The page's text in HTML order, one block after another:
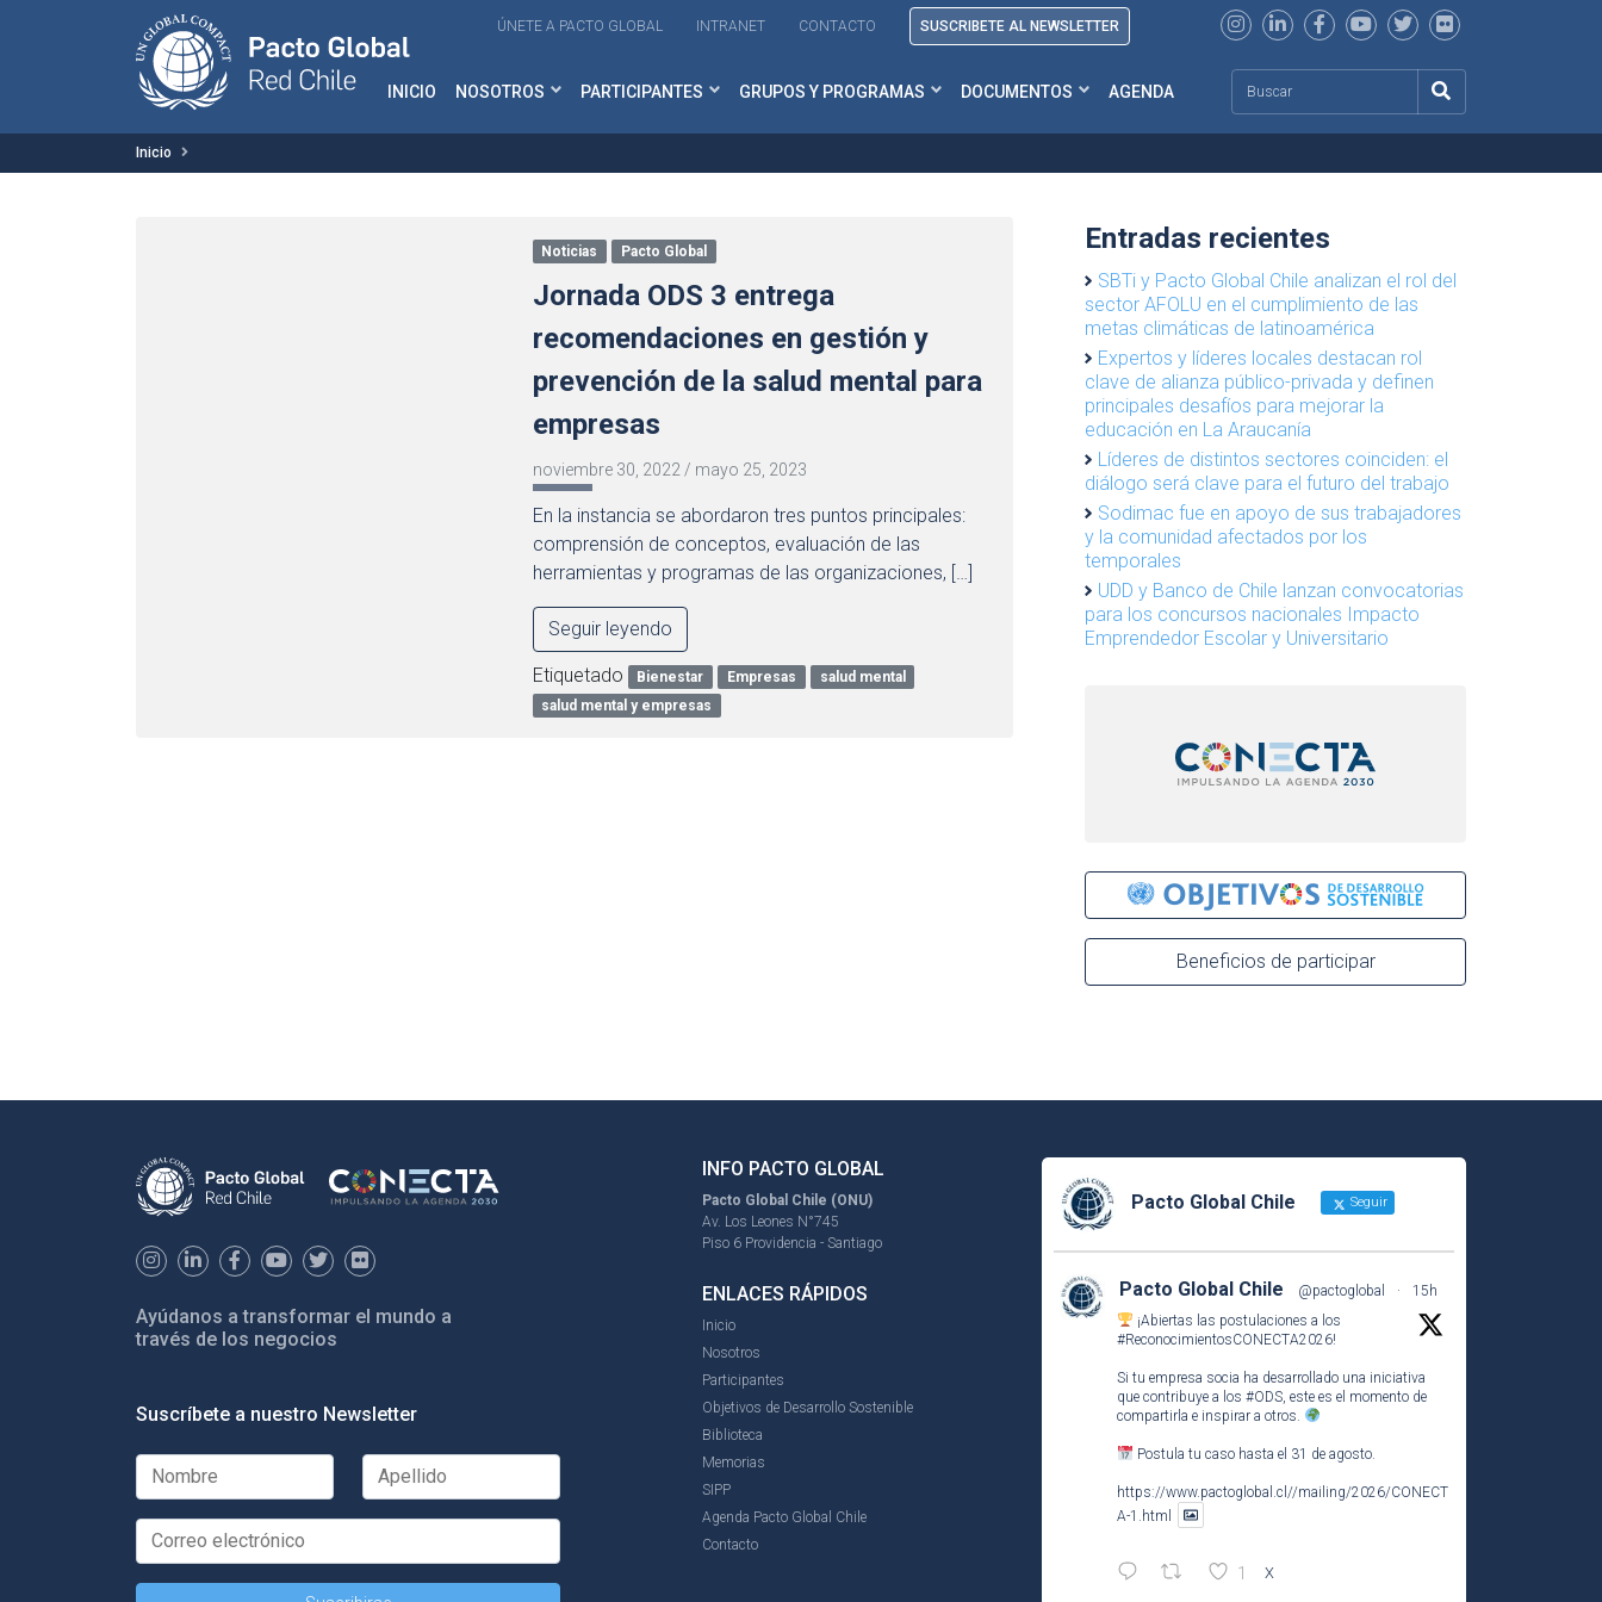
ÚNETE A PACTO GLOBAL INTRANET CONTACTO SUSCRIBETE AL NEWSLETTER
INICIO NOSOTROS PARTICIPANTES GRUPOS Y PROGRAMAS DOCUMENTOS AGENDA
Inicio
Noticias Pacto Global
Jornada ODS 3 entrega
recomendaciones en gestión y
prevención de la salud mental para
empresas
noviembre 30, 2022 / mayo 25, 2023
En la instancia se abordaron tres puntos principales:
comprensión de conceptos, evaluación de las
herramientas y programas de las organizaciones, […]
Seguir leyendo
Etiquetado Bienestar Empresas
salud mental
salud mental y empresas
Entradas recientes
SBTi y Pacto Global Chile analizan el rol del
sector AFOLU en el cumplimiento de las
metas climáticas de latinoamérica
Expertos y líderes locales destacan rol
clave de alianza público-privada y definen
principales desafíos para mejorar la
educación en La Araucanía
Líderes de distintos sectores coinciden: el
diálogo será clave para el futuro del trabajo
Sodimac fue en apoyo de sus trabajadores
y la comunidad afectados por los
temporales
UDD y Banco de Chile lanzan convocatorias
para los concursos nacionales Impacto
Emprendedor Escolar y Universitario
Beneficios de participar
Ayúdanos a transformar el mundo a
través de los negocios
Suscríbete a nuestro Newsletter
INFO PACTO GLOBAL
Pacto Global Chile (ONU)
Av. Los Leones N°745
Piso 6 Providencia - Santiago
ENLACES RÁPIDOS
Inicio
Nosotros
Participantes
Objetivos de Desarrollo Sostenible
Biblioteca
Memorias
SIPP
Agenda Pacto Global Chile
Contacto
Pacto Global Chile Seguir
Pacto Global Chile @pactoglobal ·
15h
¡Abiertas las postulaciones a los
#ReconocimientosCONECTA2026!
Si tu empresa socia ha desarrollado una iniciativa
que contribuye a los #ODS, este es el momento de
compartirla e inspirar a otros.
Postula tu caso hasta el 31 de agosto.
https://www.pactoglobal.cl//mailing/2026/CONECT
A-1.html
1 X